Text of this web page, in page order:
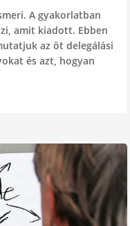
A gyakorlatban
amit kiadott. Ebben
az öt delegálási
és azt, hogyan